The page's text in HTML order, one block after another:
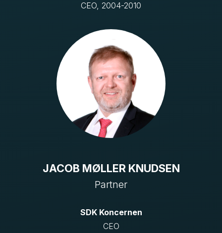
CEO, 2004-2010
JACOB MØLLER KNUDSEN
Partner
SDK Koncernen
CEO